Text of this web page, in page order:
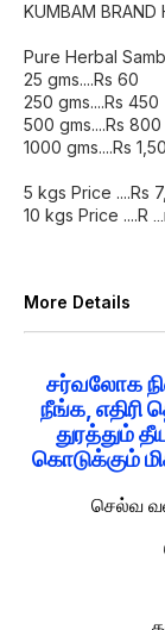
KUMBAM BRAND
Pure Herbal
25 gms....Rs 60
250 gms....Rs 450
500 gms....Rs 800
1000 gms....Rs
5 kgs Price ....Rs
10 kgs Price ....R
More Details
சர்வலோக
நீங்க,
துரத்தும்
கொடுக்கும்
செல்வ